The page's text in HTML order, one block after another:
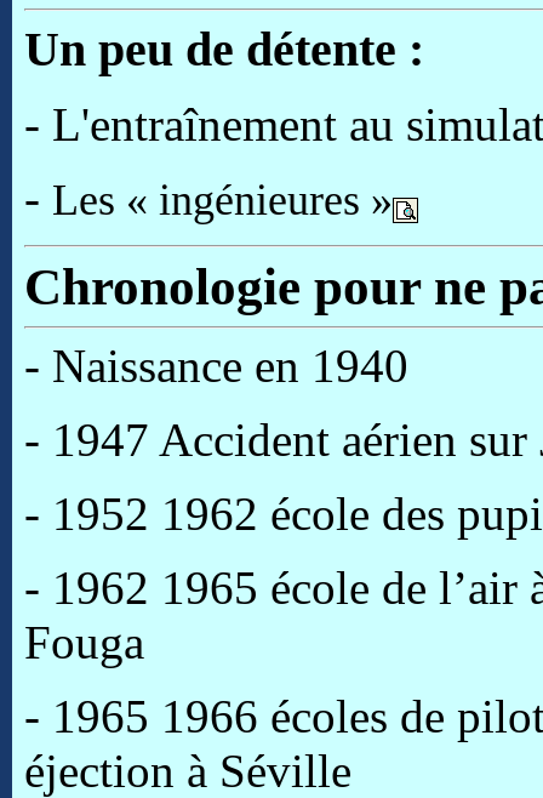
Un peu de détente :
- L'entraînement au
- Les « ingénieures »
Chronologie pour ne
- Naissance en 1940
- 1947 Accident aérien sur
- 1952 1962 école des
- 1962 1965 école de l’air
Fouga
- 1965 1966 écoles de
éjection à Séville